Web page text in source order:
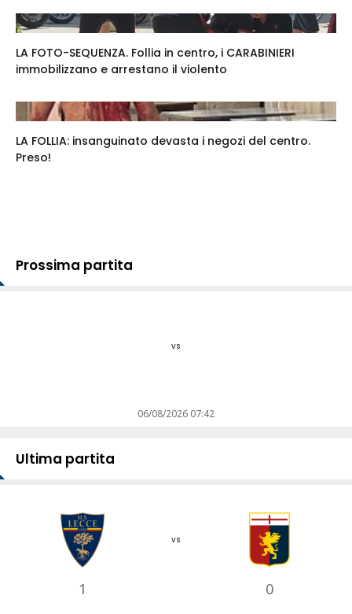
LA FOTO-SEQUENZA. Follia in centro, i CARABINIERI
immobilizzano e arrestano il violento
LA FOLLIA: insanguinato devasta i negozi del centro.
Preso!
Prossima partita
vs
06/08/2026 07:42
Ultima partita
1
vs
0